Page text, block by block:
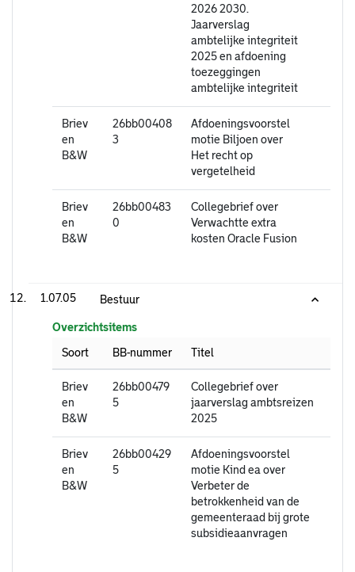
2026 2030.
Jaarverslag
ambtelijke integriteit
2025 en afdoening
toezeggingen
ambtelijke integriteit
Briev
en
B&W
26bb00408
3
Afdoeningsvoorstel
motie Biljoen over
Het recht op
vergetelheid
Briev
en
B&W
26bb00483
0
Collegebrief over
Verwachtte extra
kosten Oracle Fusion
1.07.05 Bestuur
Overzichtsitems
Soort
BB-nummer Titel
Briev
en
B&W
26bb00479
5
Collegebrief over
jaarverslag ambtsreizen
2025
Briev
en
B&W
26bb00429
5
Afdoeningsvoorstel
motie Kind ea over
Verbeter de
betrokkenheid van de
gemeenteraad bij grote
subsidieaanvragen